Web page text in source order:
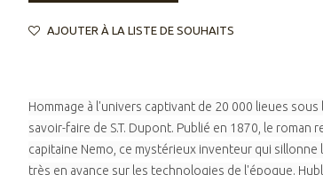
AJOUTER À LA LISTE DE SOUHAITS
Hommage à l'univers captivant de 20 000 lieues
savoir-faire de S.T. Dupont. Publié en 1870, le
capitaine Nemo, ce mystérieux inventeur qui
très en avance sur les technologies de l'époque.